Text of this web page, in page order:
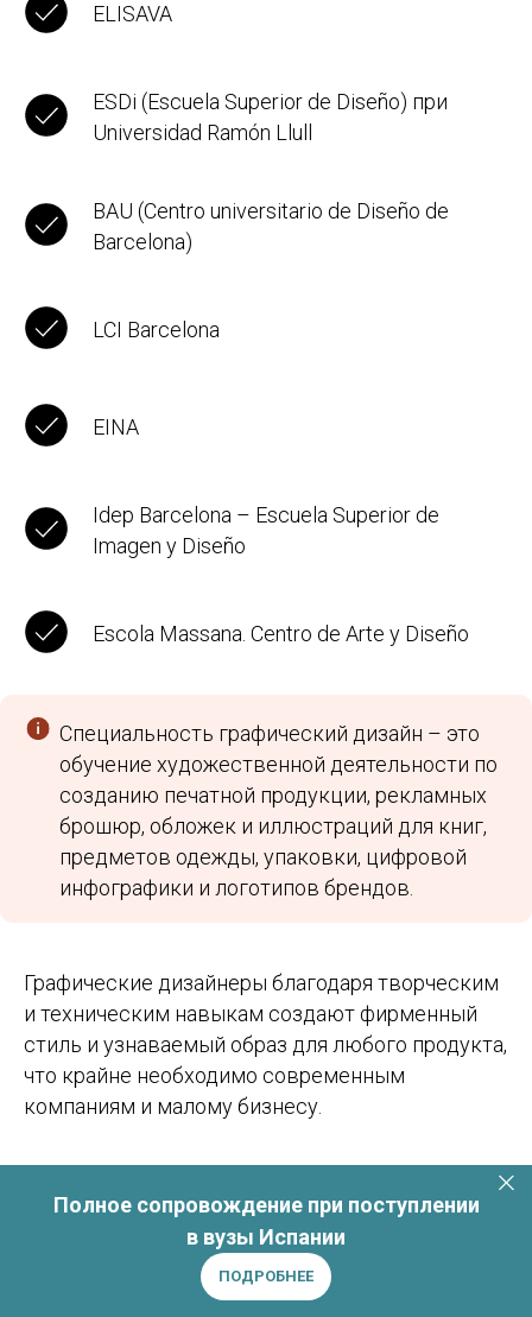
ELISAVA
ESDi (Escuela Superior de Diseño) при
Universidad Ramón Llull
BAU (Centro universitario de Diseño de
Barcelona)
LCI Barcelona
EINA
Idep Barcelona – Escuela Superior de
Imagen y Diseño
Escola Massana. Centro de Arte y Diseño
Специальность графический дизайн – это
обучение художественной деятельности по
созданию печатной продукции, рекламных
брошюр, обложек и иллюстраций для книг,
предметов одежды, упаковки, цифровой
инфографики и логотипов брендов.
Графические дизайнеры благодаря творческим
и техническим навыкам создают фирменный
стиль и узнаваемый образ для любого продукта,
что крайне необходимо современным
компаниям и малому бизнесу.
Полное сопровождение при поступлении
в вузы Испании
ПОДРОБНЕЕ